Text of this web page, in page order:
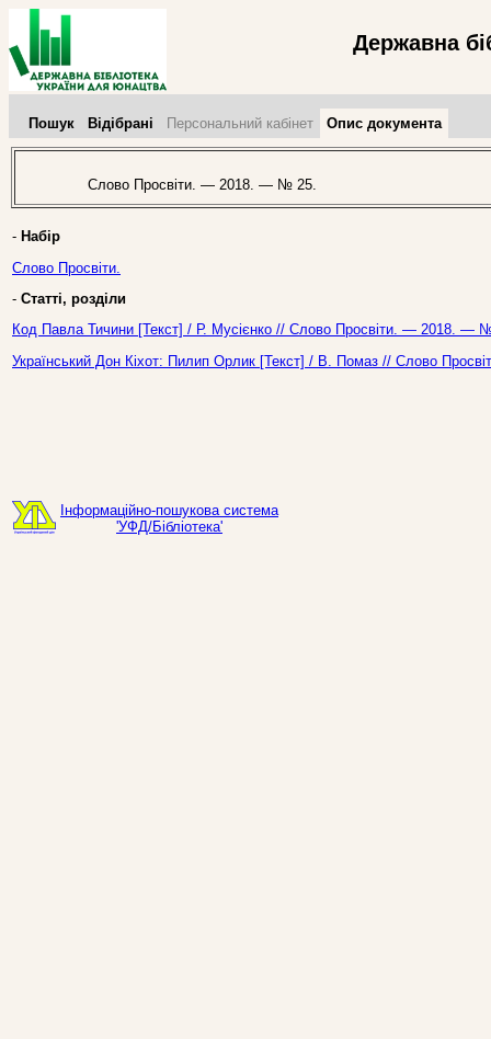
Державна
Пошук Відібрані Персональний кабінет Опис документа
Слово Просвіти. — 2018. — № 25.
- Набір
Слово Просвіти.
- Статті, розділи
Код Павла Тичини [Текст] / Р. Мусієнко // Слово Просвіти. — 2018.
Український Дон Кіхот: Пилип Орлик [Текст] / В. Помаз // Слово
Інформаційно-пошукова система
'УФД/Бібліотека'